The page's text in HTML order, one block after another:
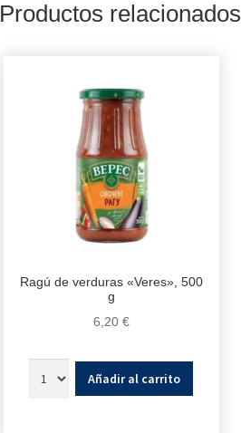
Productos relacionados
Ragú de verduras «Veres», 500
g
6,20 €
Añadir al carrito